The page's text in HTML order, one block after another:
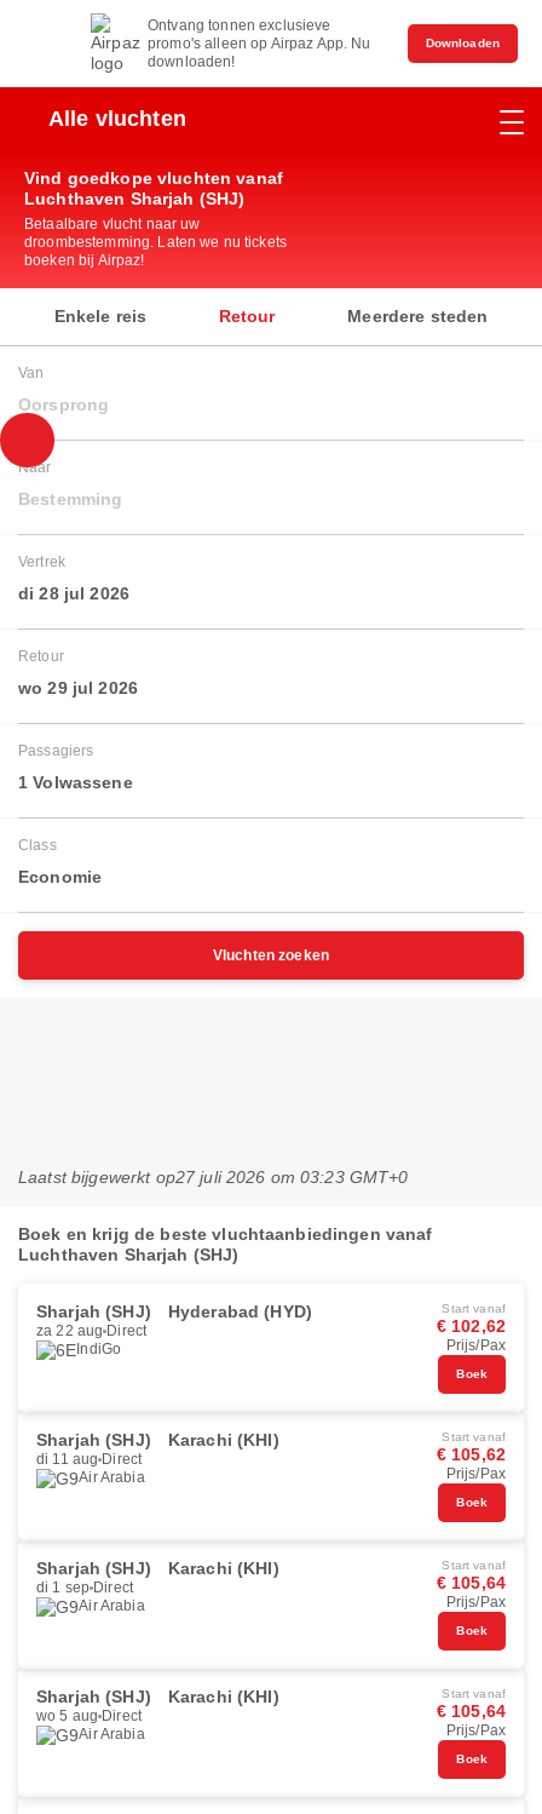
Ontvang tonnen exclusieve
promo's alleen op Airpaz App. Nu
downloaden!
Downloaden
Alle vluchten
Vind goedkope vluchten vanaf
Luchthaven Sharjah (SHJ)
Betaalbare vlucht naar uw
droombestemming. Laten we nu tickets
boeken bij Airpaz!
Enkele reis Retour Meerdere steden
Van
Oorsprong
Naar
Bestemming
Vertrek
di 28 jul 2026
Retour
wo 29 jul 2026
Passagiers
1 Volwassene
Class
Economie
Vluchten zoeken
Laatst bijgewerkt op27 juli 2026 om 03:23 GMT+0
Boek en krijg de beste vluchtaanbiedingen vanaf
Luchthaven Sharjah (SHJ)
Sharjah (SHJ) Hyderabad (HYD)
za 22 aug Direct
IndiGo
Start vanaf
€ 102,62
Prijs/Pax
Boek
Sharjah (SHJ) Karachi (KHI)
di 11 aug Direct
Air Arabia
Start vanaf
€ 105,62
Prijs/Pax
Boek
Sharjah (SHJ) Karachi (KHI)
di 1 sep Direct
Air Arabia
Start vanaf
€ 105,64
Prijs/Pax
Boek
Sharjah (SHJ) Karachi (KHI)
wo 5 aug Direct
Air Arabia
Start vanaf
€ 105,64
Prijs/Pax
Boek